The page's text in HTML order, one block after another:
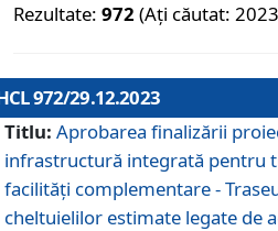
Rezultate: 972 (Ați căutat:
972/29.12.2023
Titlu: Aprobarea finalizării
infrastructură integrată pentru
facilități complementare -
cheltuielilor estimate legate de